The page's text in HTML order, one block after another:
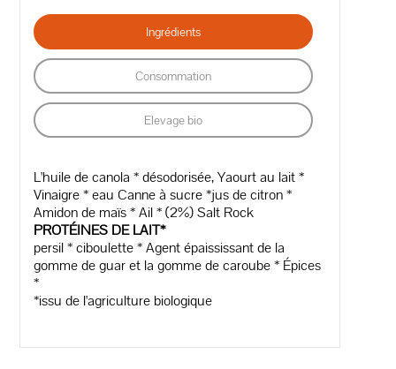
Ingrédients
Consommation
Elevage bio
L'huile de canola * désodorisée, Yaourt au lait *
Vinaigre * eau Canne à sucre *jus de citron *
Amidon de maïs * Ail * (2%) Salt Rock
PROTÉINES DE LAIT*
persil * ciboulette * Agent épaississant de la
gomme de guar et la gomme de caroube * Épices
*
*issu de l'agriculture biologique